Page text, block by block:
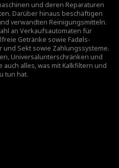
und deren Reparaturen
Darüber hinaus beschäftigen
verwandten Reinigungsmitteln.
an Verkaufsautomaten für
Getränke sowie Fadøls-
und Sekt sowie Zahlungssysteme.
Universalunterschränken und
alles, was mit Kalkfiltern und
tun hat.